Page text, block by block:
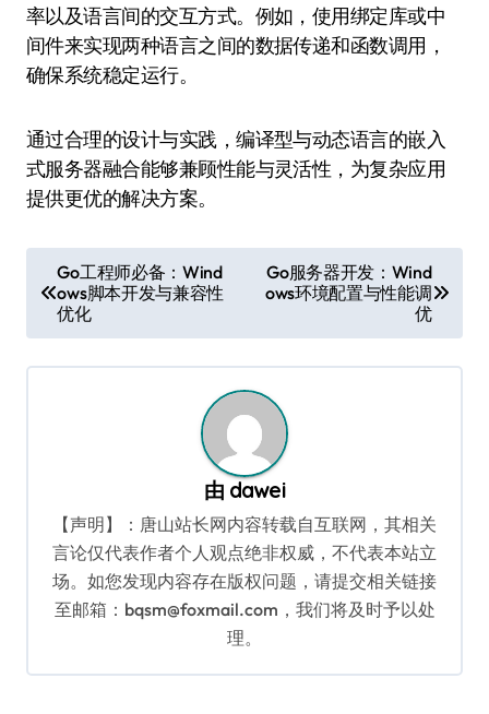
率以及语言间的交互方式。例如，使用绑定库或中
间件来实现两种语言之间的数据传递和函数调用，
确保系统稳定运行。
通过合理的设计与实践，编译型与动态语言的嵌入
式服务器融合能够兼顾性能与灵活性，为复杂应用
提供更优的解决方案。
章
导
航
Go工程师必备：Wind
ows脚本开发与兼容性
优化
Go服务器开发：Wind
ows环境配置与性能调
优
由 dawei
【声明】：唐山站长网内容转载自互联网，其相关
言论仅代表作者个人观点绝非权威，不代表本站立
场。如您发现内容存在版权问题，请提交相关链接
至邮箱：bqsm@foxmail.com，我们将及时予以处
理。